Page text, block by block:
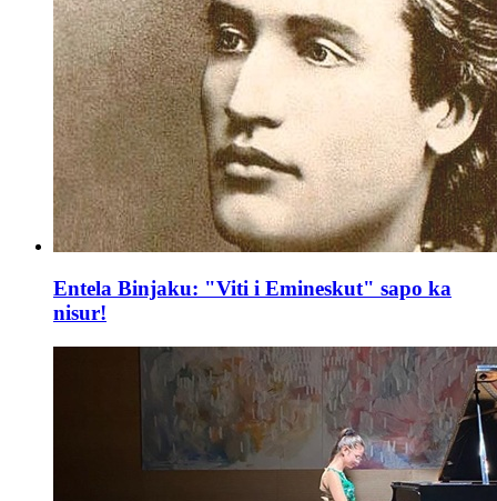
Entela Binjaku: "Viti i Emineskut" sapo ka
nisur!